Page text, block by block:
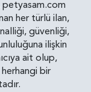
petyasam.com
her türlü ilan,
güvenliği,
ilişkin
ait olup,
bir